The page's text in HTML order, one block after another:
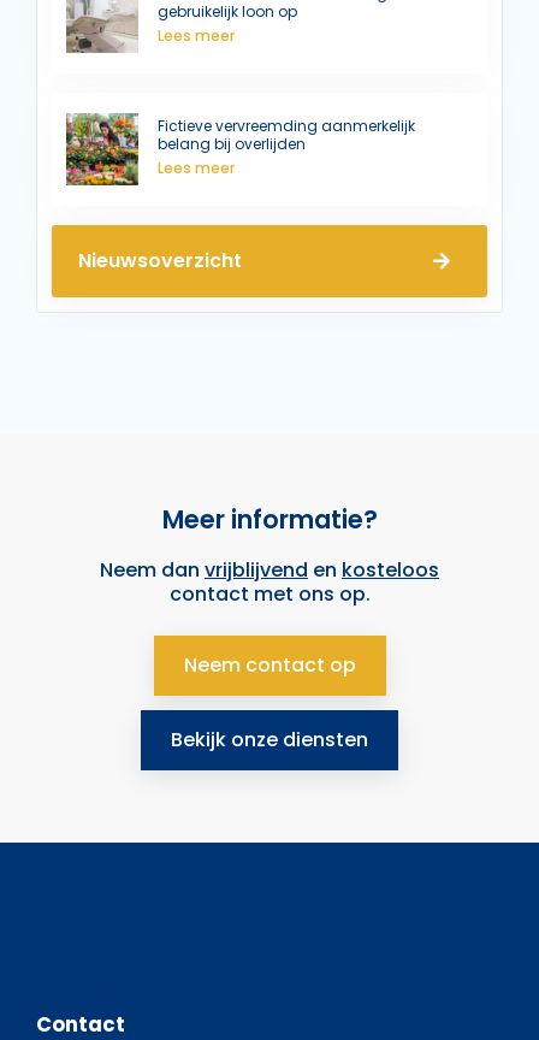
gebruikelijk loon op
Lees meer
Fictieve vervreemding aanmerkelijk
belang bij overlijden
Lees meer
Nieuwsoverzicht
Meer informatie?
Neem dan vrijblijvend en kosteloos
contact met ons op.
Neem contact op
Bekijk onze diensten
Contact